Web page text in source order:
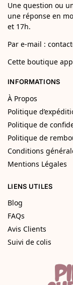
Une question ou
une réponse en
et 17h.
Par e-mail :
Cette boutique
INFORMATIONS
À Propos
Politique
Politique de
Politique de
Conditions
Mentions Légales
LIENS UTILES
Blog
FAQs
Avis Clients
Suivi de colis